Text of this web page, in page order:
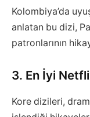
Kolombiya’da
anlatan bu dizi,
patronlarının
3. En İyi
Kore dizileri,